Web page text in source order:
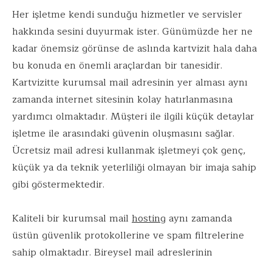
Her işletme kendi sunduğu hizmetler ve servisler
hakkında sesini duyurmak ister. Günümüzde her ne
kadar önemsiz görünse de aslında kartvizit hala daha
bu konuda en önemli araçlardan bir tanesidir.
Kartvizitte kurumsal mail adresinin yer alması aynı
zamanda internet sitesinin kolay hatırlanmasına
yardımcı olmaktadır. Müşteri ile ilgili küçük detaylar
işletme ile arasındaki güvenin oluşmasını sağlar.
Ücretsiz mail adresi kullanmak işletmeyi çok genç,
küçük ya da teknik yeterliliği olmayan bir imaja sahip
gibi göstermektedir.
Kaliteli bir kurumsal mail hosting aynı zamanda
üstün güvenlik protokollerine ve spam filtrelerine
sahip olmaktadır. Bireysel mail adreslerinin